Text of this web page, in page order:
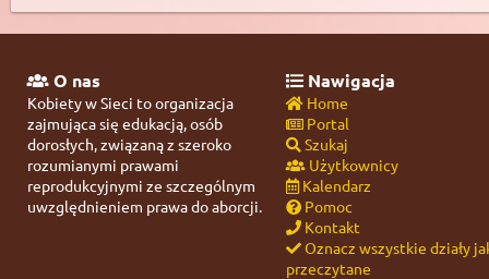
O nas
Kobiety w Sieci to organizacja
zajmująca się edukacją, osób
dorosłych, związaną z szeroko
rozumianymi prawami
reprodukcyjnymi ze szczególnym
uwzględnieniem prawa do aborcji.
Nawigacja
Home
Portal
Szukaj
Użytkownicy
Kalendarz
Pomoc
Kontakt
Oznacz wszystkie działy
przeczytane